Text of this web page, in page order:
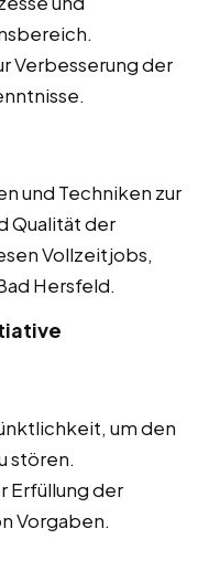
Verbesserung der
und Techniken zur
Qualität der
Vollzeitjobs,
Hersfeld.
um den
stören.
Erfüllung der
Vorgaben.